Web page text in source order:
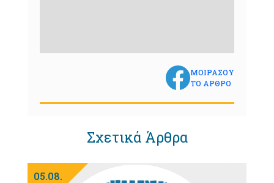
ΜΟΙΡΑΣΟΥ
ΤΟ ΑΡΘΡΟ
Σχετικά Άρθρα
05.08.